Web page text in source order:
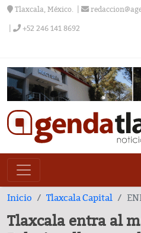
Tlaxcala, México.
+52 246 141 8692
Inicio Tlaxcala Capital
Tlaxcala entra al